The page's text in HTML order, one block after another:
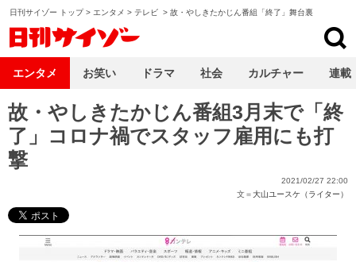
日刊サイゾー トップ> エンタメ > テレビ > 故・やしきたかじん番組「終了」舞台裏
故・やしきたかじん番組3月末で「終
了」コロナ禍でスタッフ雇用にも打
撃
2021/02/27 22:00
文＝大山ユースケ（ライター）
エンタメ お笑い ドラマ 社会 カルチャー 連載